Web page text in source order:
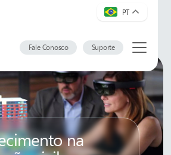
PT
Fale Conosco Suporte
na